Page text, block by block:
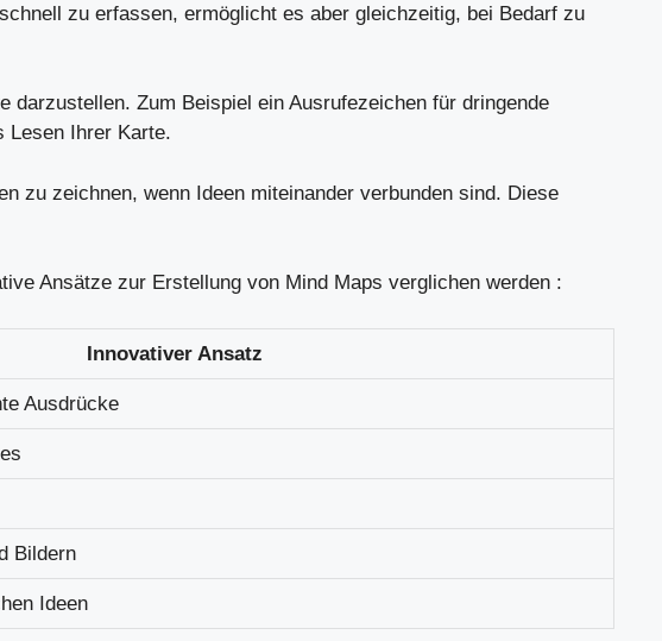
zu erfassen, ermöglicht es aber gleichzeitig, bei Bedarf zu
darzustellen. Zum Beispiel ein Ausrufezeichen für dringende
Lesen Ihrer Karte.
zu zeichnen, wenn Ideen miteinander verbunden sind. Diese
Ansätze zur Erstellung von Mind Maps verglichen werden :
Innovativer Ansatz
Ausdrücke
Bildern
Ideen